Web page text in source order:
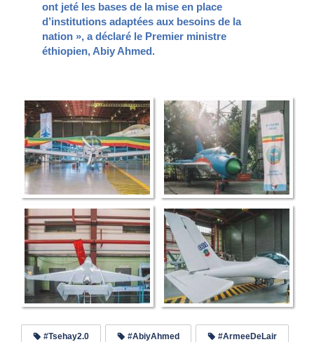
ont jeté les bases de la mise en place
d’institutions adaptées aux besoins de la
nation », a déclaré le Premier ministre
éthiopien, Abiy Ahmed.
#Tsehay2.0 #AbiyAhmed #ArmeeDeLair